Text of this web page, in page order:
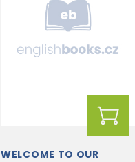
WELCOME TO OUR